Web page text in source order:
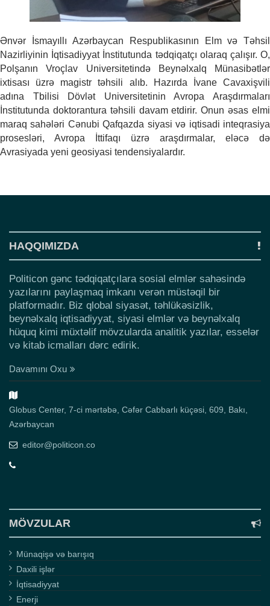
Ənvər İsmayıllı Azərbaycan Respublikasının Elm və Təhsil
Nazirliyinin İqtisadiyyat İnstitutunda tədqiqatçı olaraq çalışır. O,
Polşanın Vroçlav Universitetində Beynəlxalq Münasibətlər
ixtisası üzrə magistr təhsili alıb. Hazırda İvane Cavaxişvili
adına Tbilisi Dövlət Universitetinin Avropa Araşdırmaları
İnstitutunda doktorantura təhsili davam etdirir. Onun əsas elmi
maraq sahələri Cənubi Qafqazda siyasi və iqtisadi inteqrasiya
prosesləri, Avropa İttifaqı üzrə araşdırmalar, eləcə də
Avrasiyada yeni geosiyasi tendensiyalardır.
HAQQIMIZDA
Politicon gənc tədqiqatçılara sosial elmlər sahəsində
yazılarını paylaşmaq imkanı verən müstəqil bir
platformadır. Biz qlobal siyasət, təhlükəsizlik,
beynəlxalq iqtisadiyyat, siyasi elmlər və beynəlxalq
hüquq kimi müxtəlif mövzularda analitik yazılar, esselər
və kitab icmalları dərc edirik.
Davamını Oxu
Globus Center, 7-ci mərtəbə, Cəfər Cabbarlı küçəsi, 609, Bakı,
Azərbaycan
editor@politicon.co
MÖVZULAR
Münaqişə və barışıq
Daxili işlər
İqtisadiyyat
Enerji